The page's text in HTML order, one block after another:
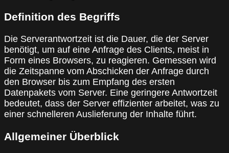
Definition des Begriffs
Die Serverantwortzeit ist die Dauer, die der Server
benötigt, um auf eine Anfrage des Clients, meist in
Form eines Browsers, zu reagieren. Gemessen wird
die Zeitspanne vom Abschicken der Anfrage durch
den Browser bis zum Empfang des ersten
Datenpakets vom Server. Eine geringere Antwortzeit
bedeutet, dass der Server effizienter arbeitet, was zu
einer schnelleren Auslieferung der Inhalte führt.
Allgemeiner Überblick